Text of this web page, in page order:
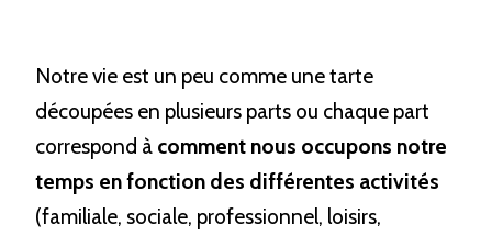
Notre vie est un peu comme une tarte
découpées en plusieurs parts ou chaque part
correspond à comment nous occupons notre
(familiale, sociale, professionnel, loisirs,